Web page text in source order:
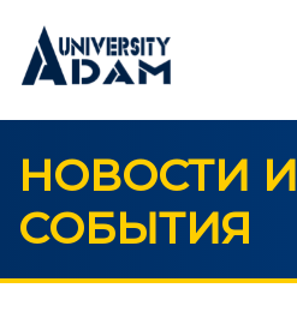
Русский Кыргызча English
ГЛАВНАЯ
АБИТУРИЕНТАМ
НОВОСТИ И
СОБЫТИЯ